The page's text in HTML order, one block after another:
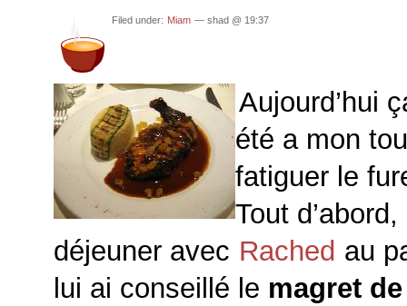
Filed under: Miam — shad @ 19:37
Aujourd’hui
été a mon
fatiguer le
Tout d’abord,
déjeuner avec Rached au
lui ai conseillé le magret